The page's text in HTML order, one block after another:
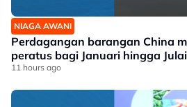
NIAGA AWANI
Perdagangan barangan China
peratus bagi Januari hingga Julai
11 hours ago